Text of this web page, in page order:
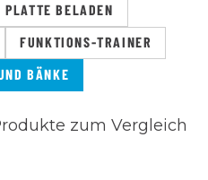
PLATTE BELADEN
FUNKTIONS-TRAINER
BÄNKE
zum Vergleich